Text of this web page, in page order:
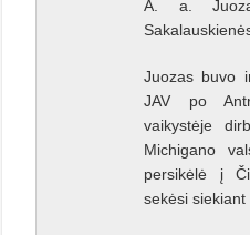
A. a.
Juozas buvo
JAV po
vaikystėje
Michigano
persikėlė į
sekėsi siekiant